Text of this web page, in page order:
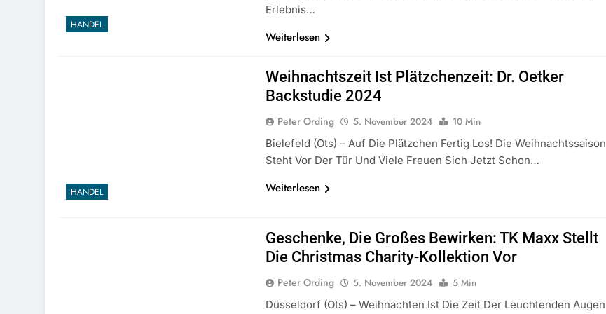
HANDEL
Erlebnis…
Weiterlesen
HANDEL
Weihnachtszeit Ist Plätzchenzeit: Dr. Oetker
Backstudie 2024
Peter Ording 5. November 2024
10 Min
Bielefeld (ots) – Auf Die Plätzchen Fertig Los! Die Weihnachtssaison
Steht Vor Der Tür Und Viele Freuen Sich Jetzt Schon…
Weiterlesen
Geschenke, Die Großes Bewirken: TK Maxx Stellt
Die Christmas Charity-Kollektion Vor
Peter Ording 5. November 2024
5 Min
Düsseldorf (ots) – Weihnachten Ist Die Zeit Der Leuchtenden Augen